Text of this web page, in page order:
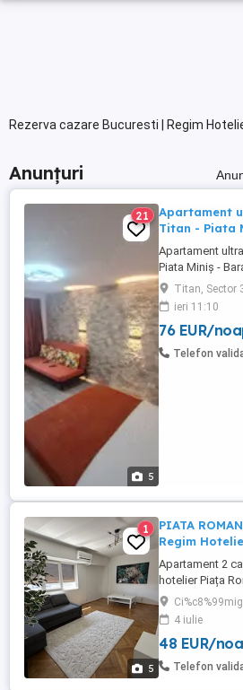
Rezerva cazare Bucuresti | Regim
Anunțuri
5
21
Apartament
Titan - Piata
Apartament
Piata Miniș -
decomandat,
faianta, parchet,
termopan,
incalzire prin
matrimoniale,
Titan, Sector
ieri 11:10
76 EUR/
Telefon
5
1
PIATA
Regim
Apartament 2
hotelier Piața
Locație
gura de metrou
stradală +
către București
4 iulie
48 EUR/
Telefon